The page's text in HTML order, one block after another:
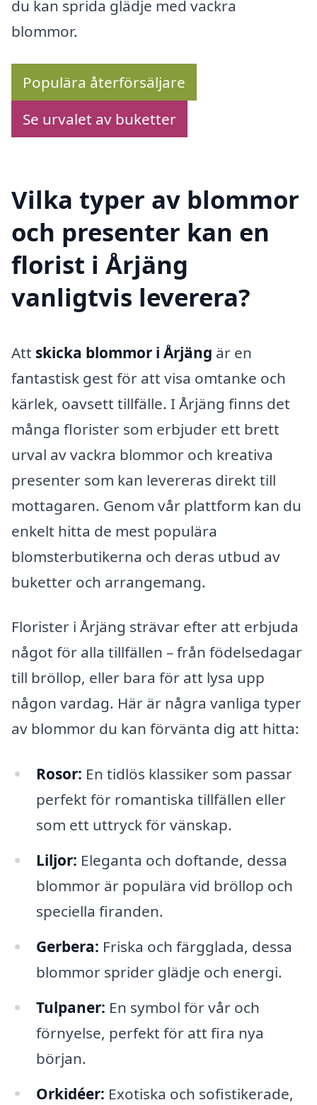
du kan sprida glädje med vackra
blommor.
Populära återförsäljare
Se urvalet av buketter
Vilka typer av blommor
och presenter kan en
florist i Årjäng
vanligtvis leverera?
Att skicka blommor i Årjäng är en
fantastisk gest för att visa omtanke och
kärlek, oavsett tillfälle. I Årjäng finns det
många florister som erbjuder ett brett
urval av vackra blommor och kreativa
presenter som kan levereras direkt till
mottagaren. Genom vår plattform kan du
enkelt hitta de mest populära
blomsterbutikerna och deras utbud av
buketter och arrangemang.
Florister i Årjäng strävar efter att erbjuda
något för alla tillfällen – från födelsedagar
till bröllop, eller bara för att lysa upp
någon vardag. Här är några vanliga typer
av blommor du kan förvänta dig att hitta:
Rosor: En tidlös klassiker som passar
perfekt för romantiska tillfällen eller
som ett uttryck för vänskap.
Liljor: Eleganta och doftande, dessa
blommor är populära vid bröllop och
speciella firanden.
Gerbera: Friska och färgglada, dessa
blommor sprider glädje och energi.
Tulpaner: En symbol för vår och
förnyelse, perfekt för att fira nya
början.
Orkidéer: Exotiska och sofistikerade,